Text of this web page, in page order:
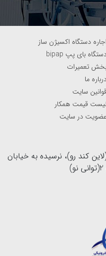
اجاره دستگاه اکسیژن ساز
دستگاه بای پپ bipap
تعمیرات
درباره ما
قوانین سایت
لیست قیمت همکار
عضویت در سایت
کند رو)، نرسیده به خیابان
محبوب مجاز، پاساژ الماس واحد 1 و 2(توانی نو)